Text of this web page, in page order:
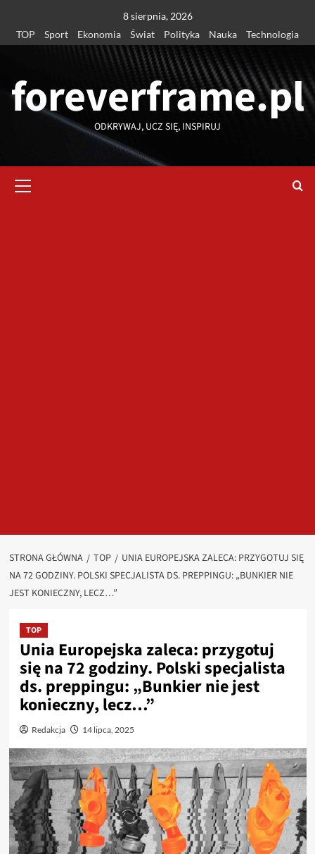
treści
8 sierpnia, 2026
TOP
Sport Ekonomia Świat Polityka Nauka Technologia
foreverframe.pl
ODKRYWAJ, UCZ SIĘ, INSPIRUJ
główne
STRONA GŁÓWNA TOP
UNIA EUROPEJSKA ZALECA: PRZYGOTUJ SIĘ
NA 72 GODZINY. POLSKI SPECJALISTA DS. PREPPINGU: „BUNKIER NIE
JEST KONIECZNY, LECZ…”
TOP
Unia Europejska zaleca: przygotuj
się na 72 godziny. Polski specjalista
ds. preppingu: „Bunkier nie jest
konieczny, lecz…”
Redakcja 14 lipca, 2025